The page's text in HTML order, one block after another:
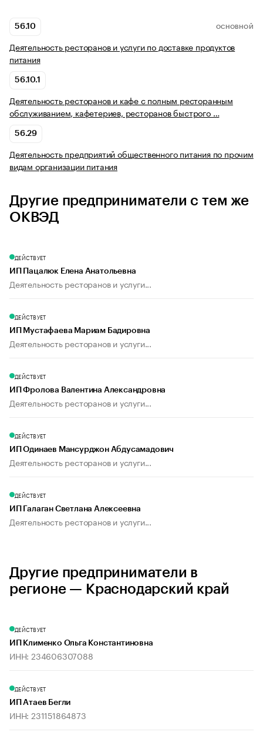
56.10 ОСНОВНОЙ
Деятельность ресторанов и услуги по доставке продуктов
питания
56.10.1
Деятельность ресторанов и кафе с полным ресторанным
обслуживанием, кафетериев, ресторанов быстрого …
56.29
Деятельность предприятий общественного питания по прочим
видам организации питания
Другие предприниматели с тем же
ОКВЭД
ДЕЙСТВУЕТ
ИП Пацалюк Елена Анатольевна
Деятельность ресторанов и услуги...
ДЕЙСТВУЕТ
ИП Мустафаева Мариам Бадировна
Деятельность ресторанов и услуги...
ДЕЙСТВУЕТ
ИП Фролова Валентина Александровна
Деятельность ресторанов и услуги...
ДЕЙСТВУЕТ
ИП Одинаев Мансурджон Абдусамадович
Деятельность ресторанов и услуги...
ДЕЙСТВУЕТ
ИП Галаган Светлана Алексеевна
Деятельность ресторанов и услуги...
Другие предприниматели в
регионе — Краснодарский край
ДЕЙСТВУЕТ
ИП Клименко Ольга Константиновна
ИНН: 234606307088
ДЕЙСТВУЕТ
ИП Атаев Бегли
ИНН: 231151864873